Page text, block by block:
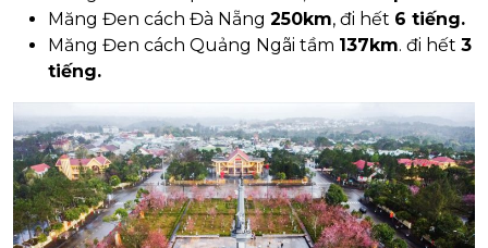
Măng Đen cách Đà Nẵng 250km, đi hết 6 tiếng.
Măng Đen cách Quảng Ngãi tầm 137km. đi hết 3
tiếng.